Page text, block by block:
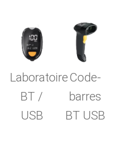
Laboratoire
BT /
USB
Code-
barres
BT USB